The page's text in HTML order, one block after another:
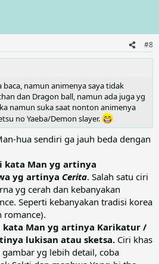
#8
baca, namun animenya saya tidak
dan Dragon ball, namun ada juga yg
namun suka saat nonton animenya
no Yaeba/Demon slayer.
hua sendiri ga jauh beda dengan
kata Man yg artinya
yg artinya Cerita. Salah satu ciri
yg cerah dan kebanyakan
Seperti kebanyakan tradisi korea
romance).
kata Man yg artinya Karikatur /
lukisan atau sketsa. Ciri khas
yg lebih detail, coba